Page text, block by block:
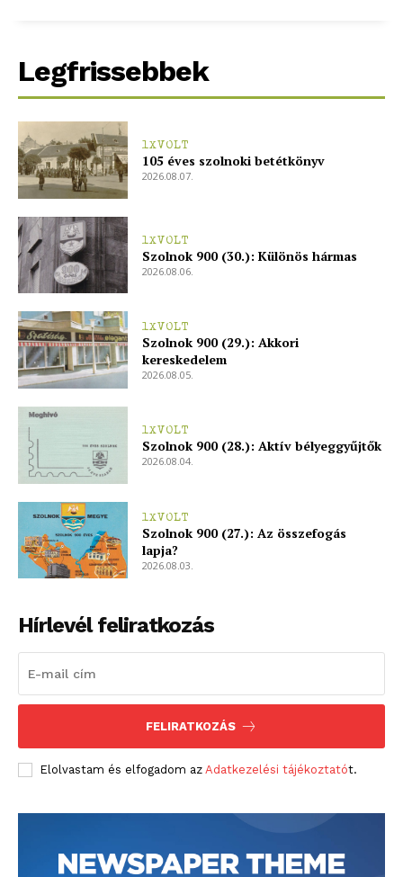
blogSZOLNOK
Legfrissebbek
1XVOLT
105 éves szolnoki betétkönyv
2026.08.07.
1XVOLT
Szolnok 900 (30.): Különös hármas
2026.08.06.
1XVOLT
Szolnok 900 (29.): Akkori
kereskedelem
2026.08.05.
1XVOLT
Szolnok 900 (28.): Aktív bélyeggyűjtők
2026.08.04.
1XVOLT
Szolnok 900 (27.): Az összefogás
lapja?
2026.08.03.
Hírlevél feliratkozás
FELIRATKOZÁS
Elolvastam és elfogadom az Adatkezelési tájékoztatót.